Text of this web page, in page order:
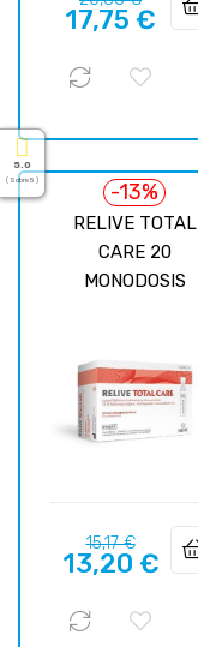
regular
17,75 €
RELIVE TOTAL
CARE 20
MONODOSIS
-13%
Precio
regular
15,17 €Precio
13,20 €
5.0
( Sobre 5 )